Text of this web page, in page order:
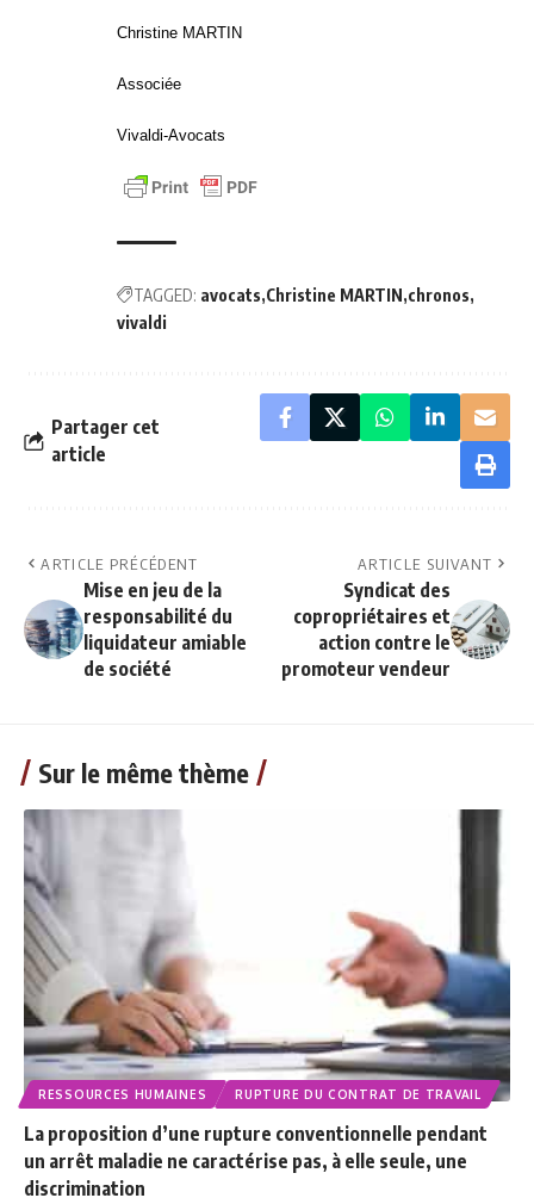
Christine MARTIN
Associée
Vivaldi-Avocats
TAGGED: avocats Christine MARTIN chronos
vivaldi
Partager cet
article
ARTICLE PRÉCÉDENT
Mise en jeu de la
responsabilité du
liquidateur amiable
de société
ARTICLE SUIVANT
Syndicat des
copropriétaires et
action contre le
promoteur vendeur
Sur le même thème
RESSOURCES HUMAINES RUPTURE DU CONTRAT DE TRAVAIL
La proposition d’une rupture conventionnelle pendant
un arrêt maladie ne caractérise pas, à elle seule, une
discrimination